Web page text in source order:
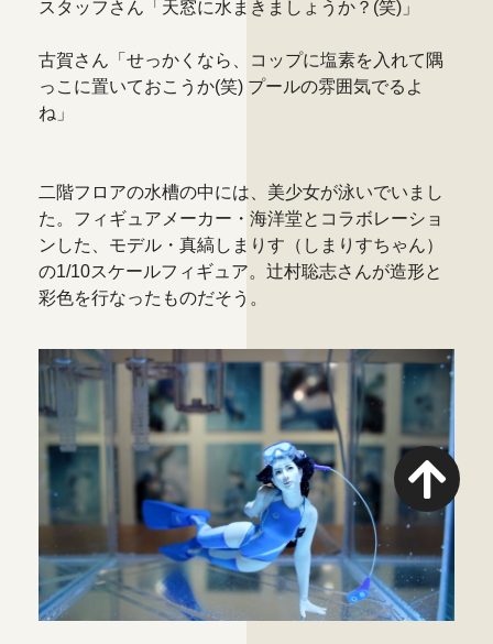
スタッフさん「天窓に水まきましょうか？(笑)」
古賀さん「せっかくなら、コップに塩素を入れて隅
っこに置いておこうか(笑) プールの雰囲気でるよ
ね」
二階フロアの水槽の中には、美少女が泳いでいまし
た。フィギュアメーカー・海洋堂とコラボレーショ
ンした、モデル・真縞しまりす（しまりすちゃん）
の1/10スケールフィギュア。辻村聡志さんが造形と
彩色を行なったものだそう。